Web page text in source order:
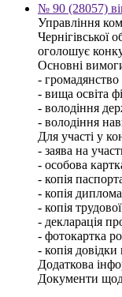
№ 90 (28057)
Управління
Чернігівської
оголошує
Основні
- громадянство
- вища освіта
- володіння
- володіння
Для участі у
- заява на
- особова
- копія
- копія
- копія
- декларація
- фотокартка
- копія
Додаткова
Документи